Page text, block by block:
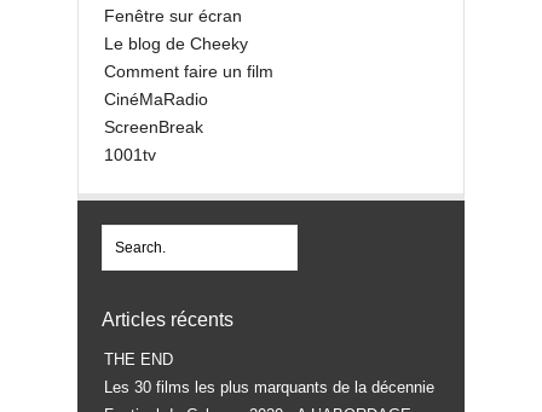
Fenêtre sur écran
Le blog de Cheeky
Comment faire un film
CinéMaRadio
ScreenBreak
1001tv
Articles récents
THE END
Les 30 films les plus marquants de la décennie